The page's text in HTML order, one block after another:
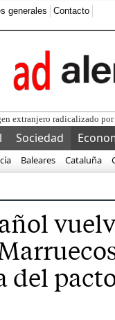
generales Contacto
Sociedad
Baleares Cataluña
del